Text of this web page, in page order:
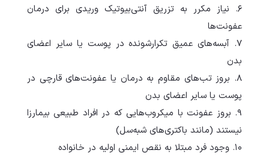
۶. نیاز مکرر به تزریق آنتی‌بیوتیک وریدی برای درمان
عفونت‌ها
۷. آبسه‌های عمیق تکرارشونده در پوست یا سایر اعضای
بدن
۸. بروز تب‌های مقاوم به درمان یا عفونت‌های قارچی در
پوست یا سایر اعضای بدن
۹. بروز عفونت با میکروب‌هایی که در افراد طبیعی بیمار‌زا
نیستند (مانند باکتری‌های شبه‌سل)
۱۰. وجود فرد مبتلا به نقص ایمنی اولیه در خانواده